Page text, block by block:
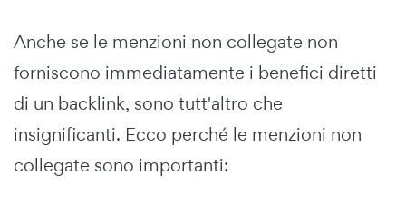
Anche se le menzioni non collegate non
forniscono immediatamente i benefici diretti
di un backlink, sono tutt'altro che
insignificanti. Ecco perché le menzioni non
collegate sono importanti: